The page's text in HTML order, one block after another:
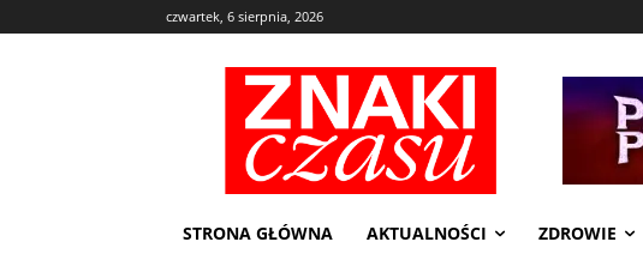
czwartek, 6 sierpnia, 2026
STRONA GŁÓWNA AKTUALNOŚCI ZDROWIE